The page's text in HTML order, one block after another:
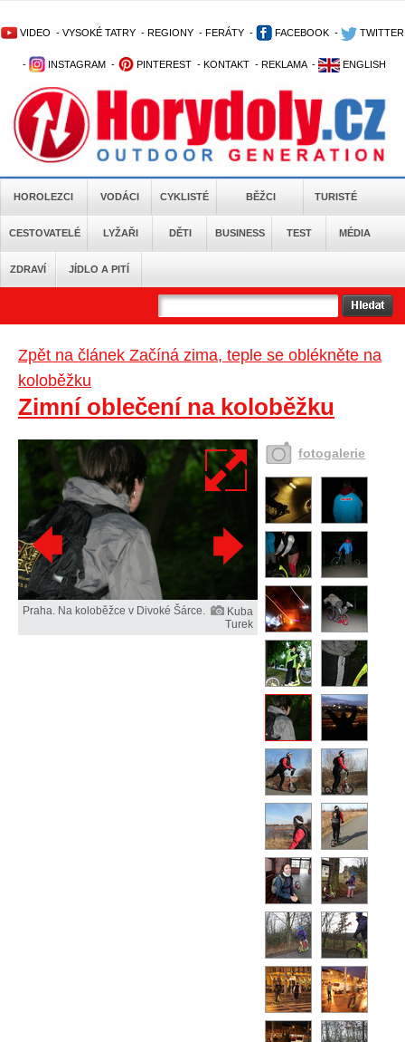
VIDEO - VYSOKÉ TATRY - REGIONY - FERÁTY - FACEBOOK - TWITTER
- INSTAGRAM - PINTEREST - KONTAKT - REKLAMA - ENGLISH
HOROLEZCI VODÁCI CYKLISTÉ BĚŽCI TURISTÉ
CESTOVATELÉ LYŽAŘI DĚTI BUSINESS TEST MÉDIA
ZDRAVÍ JÍDLO A PITÍ
Zpět na článek Začíná zima, teple se oblékněte na
koloběžku
Zimní oblečení na koloběžku
Praha. Na koloběžce v Divoké Šárce.
Kuba
Turek
fotogalerie